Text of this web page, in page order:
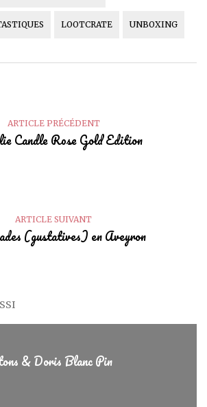
LOOTCRATE UNBOXING
ARTICLE PRÉCÉDENT
Candle Rose Gold Edition
ARTICLE SUIVANT
(gustatives) en Aveyron
& Doris Blanc Pin